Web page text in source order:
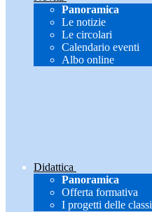
Panoramica
Le notizie
Le circolari
Calendario eventi
Albo online
Didattica
Panoramica
Offerta formativa
I progetti delle classi